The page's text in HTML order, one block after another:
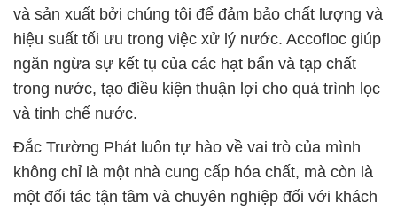
và sản xuất bởi chúng tôi để đảm bảo chất lượng và
hiệu suất tối ưu trong việc xử lý nước. Accofloc giúp
ngăn ngừa sự kết tụ của các hạt bẩn và tạp chất
trong nước, tạo điều kiện thuận lợi cho quá trình lọc
và tinh chế nước.
Đắc Trường Phát luôn tự hào về vai trò của mình
không chỉ là một nhà cung cấp hóa chất, mà còn là
một đối tác tận tâm và chuyên nghiệp đối với khách